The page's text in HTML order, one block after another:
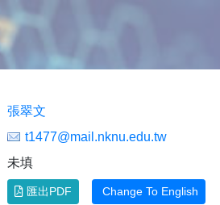
張翠文
t1477@mail.nknu.edu.tw
未填
匯出PDF Change To English